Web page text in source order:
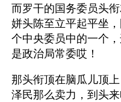
而罗干的国务委员头
姘头陈至立平起平坐
个中央委员中的一个
是政治局常委哎！
那头衔顶在脑瓜儿顶
泽民那么卖力，到头